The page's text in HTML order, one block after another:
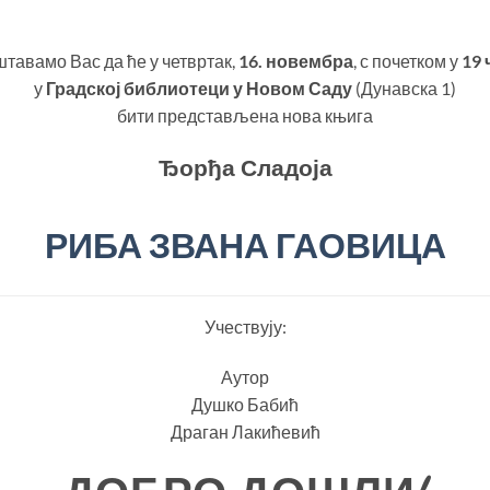
Вас да ће у четвртак, 16. новембра , с почетком у 19
у Градској библиотеци у Новом Саду (Дунавска 1)
бити представљена нова књига
Ђорђа Сладоја
РИБА ЗВАНА ГАОВИЦА
Учествују:
Аутор
Душко Бабић
Драган Лакићевић